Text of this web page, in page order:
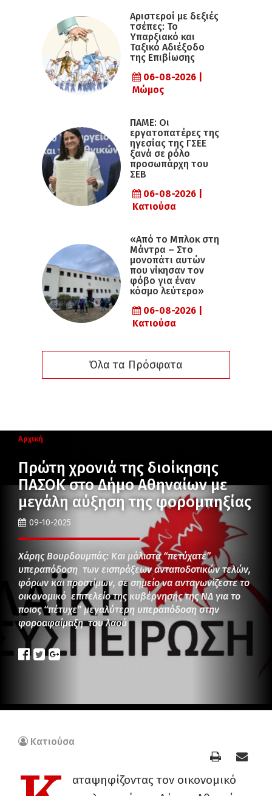
Αριστεροί με δεξιές
τσέπες: Το
Υπαρξιακό και
Ταξικό Αδιέξοδο
της Επιβίωσης
06-08-2026 |
Μώμος
ΠΑΜΕ: Οι
εργατοπατέρες της
ηγεσίας της ΓΣΕΕ
ξανά σε ρόλο
προσωπάρχη του
ΣΕΒ
06-08-2026 |
Κατιούσα
«Από το Μπλοκ στη
Μάντρα – Στο
μονοπάτι αυτών
που νίκησαν τον
φόβο για έναν
κόσμο λεύτερο»
06-08-2026 |
Κατιούσα
Όλα τα Πρόσφατα
Αρχική
Πρώτη χρονιά της διοίκησης
ΠΑΣΟΚ στο Δήμο Αθηναίων με
μεγάλη αύξηση της φορομπηξίας
09-10-2025
Χάρης Βουρδουμπάς: Και μάλιστα “πετύχατε”
υπεραπόδοση των εισπράξεων ανταποδοτικών τελών,
φόρων και προστίμων, σε σημείο να ανταγωνίζεστε το
οικονομικό επιτελείο της κυβέρνησης της ΝΔ για το
ποιος “πέτυχε” μεγαλύτερη υπεραπόδοση στην
φοροαφαίμαξη του λαού
Κατιούσα
αταψηφίζοντας τον οικονομικό